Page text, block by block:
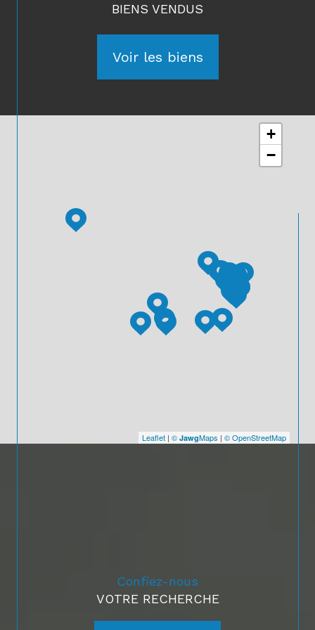
+
−
Leaflet | © JawgMaps | © OpenStreetMap
BIENS VENDUS
Voir les biens
Confiez-nous
VOTRE RECHERCHE